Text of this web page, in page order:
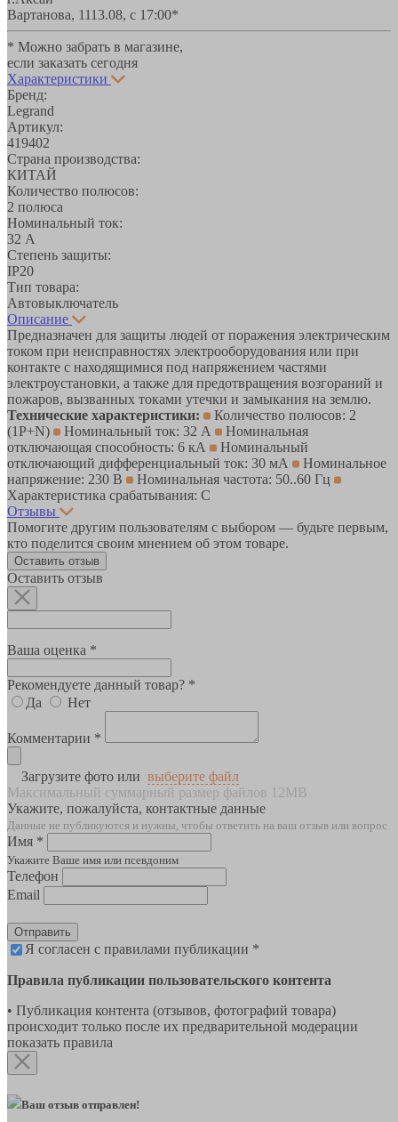
Вартанова, 1113.08, с 17:00*
* Можно забрать в магазине,
если заказать сегодня
Характеристики
Бренд:
Legrand
Артикул:
419402
Страна производства:
КИТАЙ
Количество полюсов:
2 полюса
Номинальный ток:
32 А
Степень защиты:
IP20
Тип товара:
Автовыключатель
Описание
Предназначен для защиты людей от поражения электрическим
током при неисправностях электрооборудования или при
контакте с находящимися под напряжением частями
электроустановки, а также для предотвращения возгораний и
пожаров, вызванных токами утечки и замыкания на землю.
Технические характеристики:
Количество полюсов: 2
(1P+N)
Номинальный ток: 32 А
Номинальная
отключающая способность: 6 кА
Номинальный
отключающий дифференциальный ток: 30 мА
Номинальное
напряжение: 230 В
Номинальная частота: 50..60 Гц
Характеристика срабатывания: C
Отзывы
Помогите другим пользователям с выбором — будьте первым,
кто поделится своим мнением об этом товаре.
Оставить отзыв
Оставить отзыв
Ваша оценка *
Рекомендуете данный товар? *
Да
Нет
Комментарии *
Загрузите фото или выберите файл
Максимальный суммарный размер файлов 12MB
Укажите, пожалуйста, контактные данные
Данные не публикуются и нужны, чтобы ответить на ваш отзыв или вопрос
Имя *
Укажите Ваше имя или псевдоним
Телефон
Email
Отправить
Я согласен с правилами публикации *
Правила публикации пользовательского контента
• Публикация контента (отзывов, фотографий товара)
происходит только после их предварительной модерации
показать правила
Ваш отзыв отправлен!